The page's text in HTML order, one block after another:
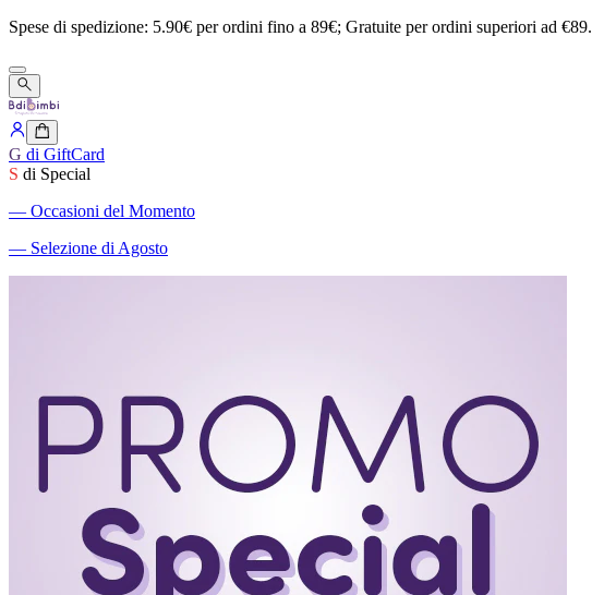
Spese di spedizione: 5.90€ perordini fino a 89€; Gratuite perordini superiori ad €89.
G di GiftCard
S di Special
― Occasioni del Momento
― Selezione di Agosto